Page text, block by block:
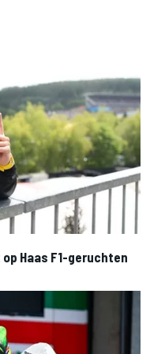
Haas F1-geruchten